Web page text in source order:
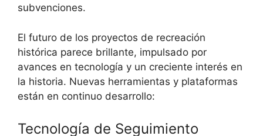
subvenciones.
El futuro de los proyectos de recreación
histórica parece brillante, impulsado por
avances en tecnología y un creciente interés en
la historia. Nuevas herramientas y plataformas
están en continuo desarrollo:
Tecnología de Seguimiento